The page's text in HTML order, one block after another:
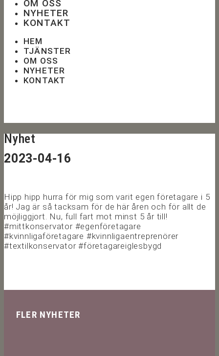
OM OSS
NYHETER
KONTAKT
HEM
TJÄNSTER
OM OSS
NYHETER
KONTAKT
Nyhet
2023-04-16
Hipp hipp hurra för mig som varit egen företagare i 5
år! Jag är så tacksam för de här åren och för allt de
möjliggjort. Nu, full fart mot minst 5 år till!
#mittkonservator #egenföretagare
#kvinnligaföretagare #kvinnligaentreprenörer
#textilkonservator #företagareiglesbygd
FLER NYHETER